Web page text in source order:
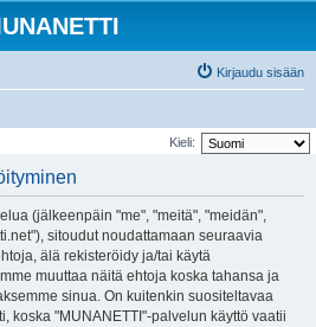
Kirjaudu sisään
Kieli:
(jälkeenpäin "me", "meitä", "meidän",
sitoudut noudattamaan seuraavia
älä rekisteröidy ja/tai käytä
muuttaa näitä ehtoja koska tahansa ja
sinua. On kuitenkin suositeltavaa
koska "MUNANETTI"-palvelun käyttö vaatii